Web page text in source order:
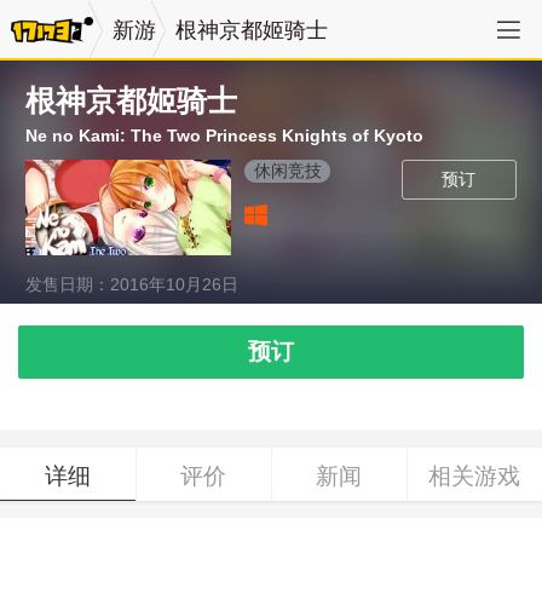
新游 根神京都姬骑士
根神京都姬骑士
Ne no Kami: The Two Princess Knights of Kyoto
预订
休闲竞技
发售日期：2016年10月26日
预订
详细 评价 新闻 相关游戏